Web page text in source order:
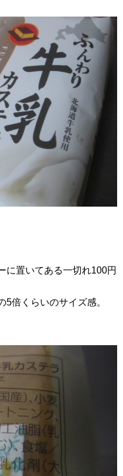
に置いてある一切れ100円
倍くらいのサイズ感。